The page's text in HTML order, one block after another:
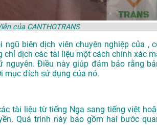
của CANTHOTRANS
biên dịch viên chuyên nghiệp của ,
chỉ dịch các tài liệu một cách chính xác
Điều này giúp đảm bảo rằng
mục đích sử dụng của nó.
tài liệu từ tiếng Nga sang tiếng việt
Quá trình này bao gồm hai bước